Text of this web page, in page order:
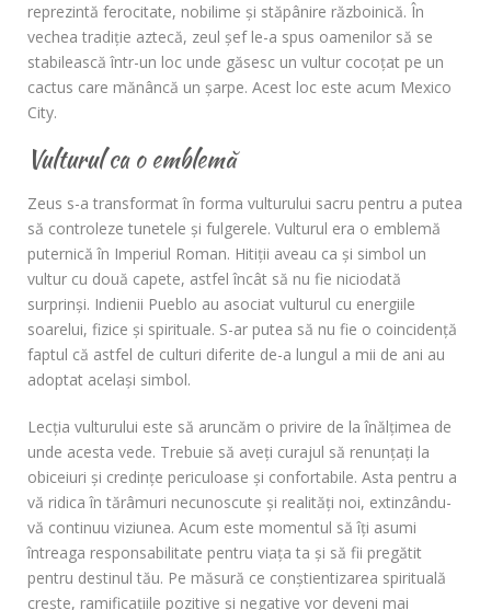
reprezintă ferocitate, nobilime și stăpânire războinică. În
vechea tradiție aztecă, zeul șef le-a spus oamenilor să se
stabilească într-un loc unde găsesc un vultur cocoțat pe un
cactus care mănâncă un șarpe. Acest loc este acum Mexico
City.
Vulturul ca o emblemă
Zeus s-a transformat în forma vulturului sacru pentru a putea
să controleze tunetele și fulgerele. Vulturul era o emblemă
puternică în Imperiul Roman. Hitiții aveau ca și simbol un
vultur cu două capete, astfel încât să nu fie niciodată
surprinși. Indienii Pueblo au asociat vulturul cu energiile
soarelui, fizice și spirituale. S-ar putea să nu fie o coincidență
faptul că astfel de culturi diferite de-a lungul a mii de ani au
adoptat același simbol.
Lecția vulturului este să aruncăm o privire de la înălțimea de
unde acesta vede. Trebuie să aveți curajul să renunțați la
obiceiuri și credințe periculoase și confortabile. Asta pentru a
vă ridica în tărâmuri necunoscute și realități noi, extinzându-
vă continuu viziunea. Acum este momentul să îți asumi
întreaga responsabilitate pentru viața ta și să fii pregătit
pentru destinul tău. Pe măsură ce conștientizarea spirituală
crește, ramificațiile pozitive și negative vor deveni mai